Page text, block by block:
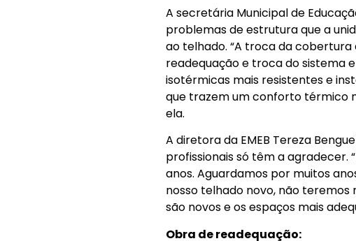
A secretária Municipal de
problemas de estrutura que a
ao telhado. “A troca da
readequação e troca do sistema
isotérmicas mais resistentes e
que trazem um conforto térmico
ela.
A diretora da EMEB Tereza
profissionais só têm a agradecer.
anos. Aguardamos por muitos
nosso telhado novo, não teremos
são novos e os espaços mais
Obra de readequação: